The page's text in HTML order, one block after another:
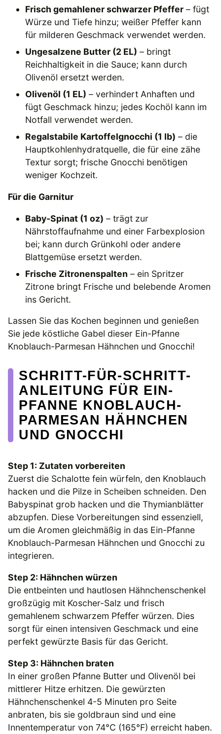
Frisch gemahlener schwarzer Pfeffer – fügt
Würze und Tiefe hinzu; weißer Pfeffer kann
für milderen Geschmack verwendet werden.
Ungesalzene Butter (2 EL) – bringt
Reichhaltigkeit in die Sauce; kann durch
Olivenöl ersetzt werden.
Olivenöl (1 EL) – verhindert Anhaften und
fügt Geschmack hinzu; jedes Kochöl kann im
Notfall verwendet werden.
Regalstabile Kartoffelgnocchi (1 lb) – die
Hauptkohlenhydratquelle, die für eine zähe
Textur sorgt; frische Gnocchi benötigen
weniger Kochzeit.
Für die Garnitur
Baby-Spinat (1 oz) – trägt zur
Nährstoffaufnahme und einer Farbexplosion
bei; kann durch Grünkohl oder andere
Blattgemüse ersetzt werden.
Frische Zitronenspalten – ein Spritzer
Zitrone bringt Frische und belebende Aromen
ins Gericht.
Lassen Sie das Kochen beginnen und genießen
Sie jede köstliche Gabel dieser Ein-Pfanne
Knoblauch-Parmesan Hähnchen und Gnocchi!
SCHRITT-FÜR-SCHRITT-
ANLEITUNG FÜR EIN-
PFANNE KNOBLAUCH-
PARMESAN HÄHNCHEN
UND GNOCCHI
Step 1: Zutaten vorbereiten
Zuerst die Schalotte fein würfeln, den Knoblauch
hacken und die Pilze in Scheiben schneiden. Den
Babyspinat grob hacken und die Thymianblätter
abzupfen. Diese Vorbereitungen sind essenziell,
um die Aromen gleichmäßig in das Ein-Pfanne
Knoblauch-Parmesan Hähnchen und Gnocchi zu
integrieren.
Step 2: Hähnchen würzen
Die entbeinten und hautlosen Hähnchenschenkel
großzügig mit Koscher-Salz und frisch
gemahlenem schwarzem Pfeffer würzen. Dies
sorgt für einen intensiven Geschmack und eine
perfekt gewürzte Basis für das Gericht.
Step 3: Hähnchen braten
In einer großen Pfanne Butter und Olivenöl bei
mittlerer Hitze erhitzen. Die gewürzten
Hähnchenschenkel 4-5 Minuten pro Seite
anbraten, bis sie goldbraun sind und eine
Innentemperatur von 74°C (165°F) erreicht haben.